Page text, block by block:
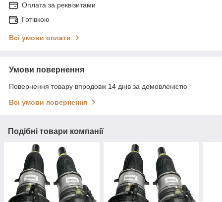
Оплата за реквізитами
Готівкою
Всі умови оплати
Умови повернення
Повернення товару впродовж 14 днів за домовленістю
Всі умови повернення
Подібні товари компанії